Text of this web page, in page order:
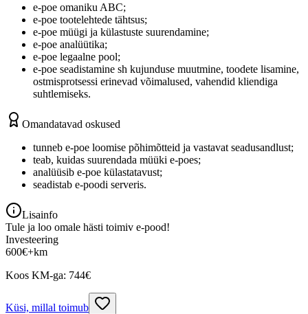
e-poe omaniku ABC;
e-poe tootelehtede tähtsus;
e-poe müügi ja külastuste suurendamine;
e-poe analüütika;
e-poe legaalne pool;
e-poe seadistamine sh kujunduse muutmine, toodete lisamine,
ostmisprotsessi erinevad võimalused, vahendid kliendiga
suhtlemiseks.
Omandatavad oskused
tunneb e-poe loomise põhimõtteid ja vastavat seadusandlust;
teab, kuidas suurendada müüki e-poes;
analüüsib e-poe külastatavust;
seadistab e-poodi serveris.
Lisainfo
Tule ja loo omale hästi toimiv e-pood!
Investeering
600€+km
Koos KM-ga: 744€
Küsi, millal toimub